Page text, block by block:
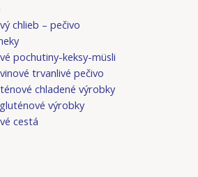
chlieb – pečivo
pochutiny-keksy-müsli
trvanlivé pečivo
chladené výrobky
výrobky
cestá